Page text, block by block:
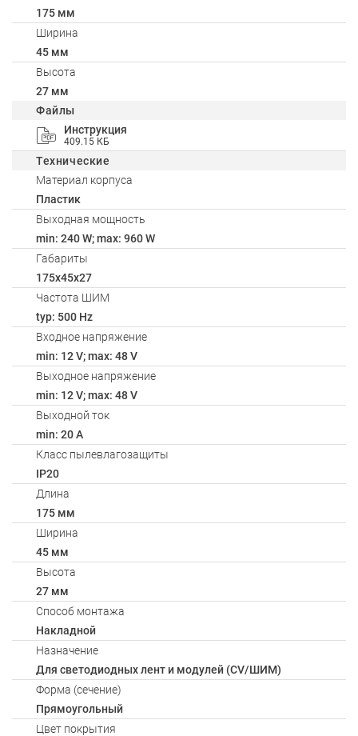
175 мм
Ширина
45 мм
Высота
27 мм
Файлы
Инструкция
409.15 КБ
Технические
Материал корпуса
Пластик
Выходная мощность
min: 240 W; max: 960 W
Габариты
175x45x27
Частота ШИМ
typ: 500 Hz
Входное напряжение
min: 12 V; max: 48 V
Выходное напряжение
min: 12 V; max: 48 V
Выходной ток
min: 20 A
Класс пылевлагозащиты
IP20
Длина
175 мм
Ширина
45 мм
Высота
27 мм
Способ монтажа
Накладной
Назначение
Для светодиодных лент и модулей (CV/ШИМ)
Форма (сечение)
Прямоугольный
Цвет покрытия